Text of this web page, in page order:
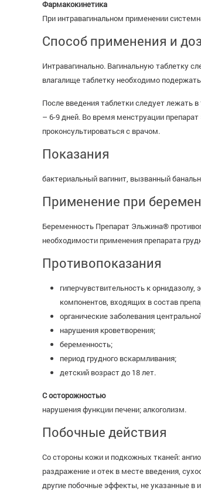
Фармакокинетика
При интравагинальном применении
Способ применения и
Интравагинально. Вагинальную таблетку
влагалище таблетку необходимо
После введения таблетки следует лежать
– 6-9 дней. Во время менструации
проконсультироваться с врачом.
Показания
бактериальный вагинит, вызванный
Применение при
Беременность Препарат Эльжина®
необходимости применения препарата
Противопоказания
гиперчувствительность к
компонентов, входящих в состав
органические заболевания
нарушения кроветворения;
беременность;
период грудного вскармливания;
детский возраст до 18 лет.
С осторожностью
нарушения функции печени; алкоголизм.
Побочные действия
Со стороны кожи и подкожных тканей:
раздражение и отек в месте введения,
другие побочные эффекты, не указанные в